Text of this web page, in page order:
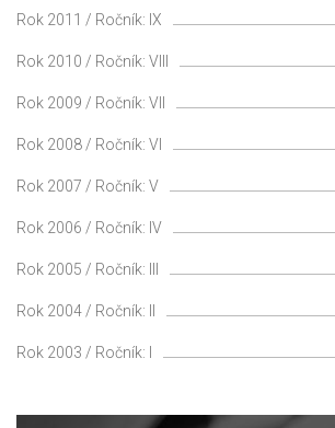
Rok 2011 / Ročník: IX
Rok 2010 / Ročník: VIII
Rok 2009 / Ročník: VII
Rok 2008 / Ročník: VI
Rok 2007 / Ročník: V
Rok 2006 / Ročník: IV
Rok 2005 / Ročník: III
Rok 2004 / Ročník: II
Rok 2003 / Ročník: I